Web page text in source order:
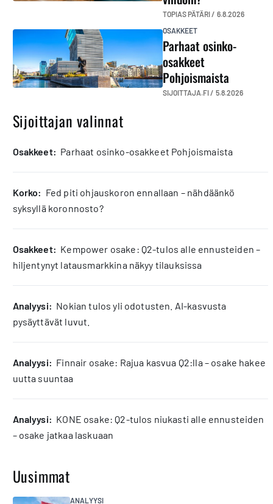
TOPIAS PÄTÄRI / 6.8.2026
OSAKKEET
Parhaat osinko-
osakkeet
Pohjoismaista
SIJOITTAJA.FI / 5.8.2026
Sijoittajan valinnat
osakkeet: Parhaat osinko-osakkeet Pohjoismaista
korko: Fed piti ohjauskoron ennallaan – nähdäänkö
syksyllä koronnosto?
osakkeet: Kempower osake: Q2-tulos alle ennusteiden –
hiljentynyt latausmarkkina näkyy tilauksissa
analyysi: Nokian tulos yli odotusten. AI-kasvusta
pysäyttävät luvut.
analyysi: Finnair osake: Rajua kasvua Q2:lla – osake hakee
uutta suuntaa
analyysi: KONE osake: Q2-tulos niukasti alle ennusteiden
– osake jatkaa laskuaan
Uusimmat
ANALYYSI